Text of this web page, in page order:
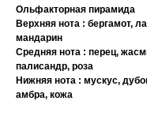
Ольфакторная пирамида
Верхняя нота : бергамот,
мандарин
Средняя нота : перец,
палисандр, роза
Нижняя нота : мускус,
амбра, кожа